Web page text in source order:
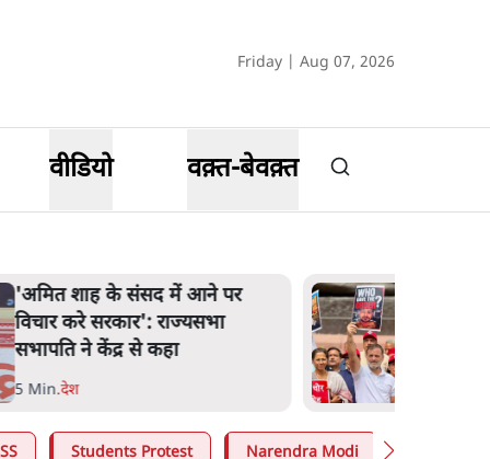
Friday | Aug 07, 2026
वीडियो वक़्त-बेवक़्त
शाह के ख़िलाफ़ संसद में विपक्ष का
मार्च, 'गृह मंत्री मुंह छुपा रहे हैं क्योंकि
वो छात्रों के गुनहगार हैं'
5 Min.देश
Students Protest Narendra Modi